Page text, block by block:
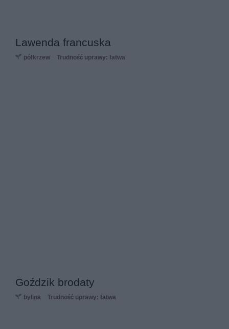
Lawenda francuska
półkrzew Trudność uprawy: łatwa
Goździk brodaty
bylina Trudność uprawy: łatwa